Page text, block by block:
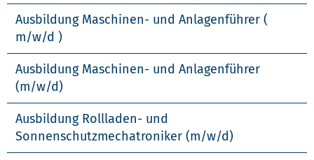
Ausbildung Maschinen- und Anlagenführer (
m/w/d )
Ausbildung Maschinen- und Anlagenführer
(m/w/d)
Ausbildung Rollladen- und
Sonnenschutzmechatroniker (m/w/d)